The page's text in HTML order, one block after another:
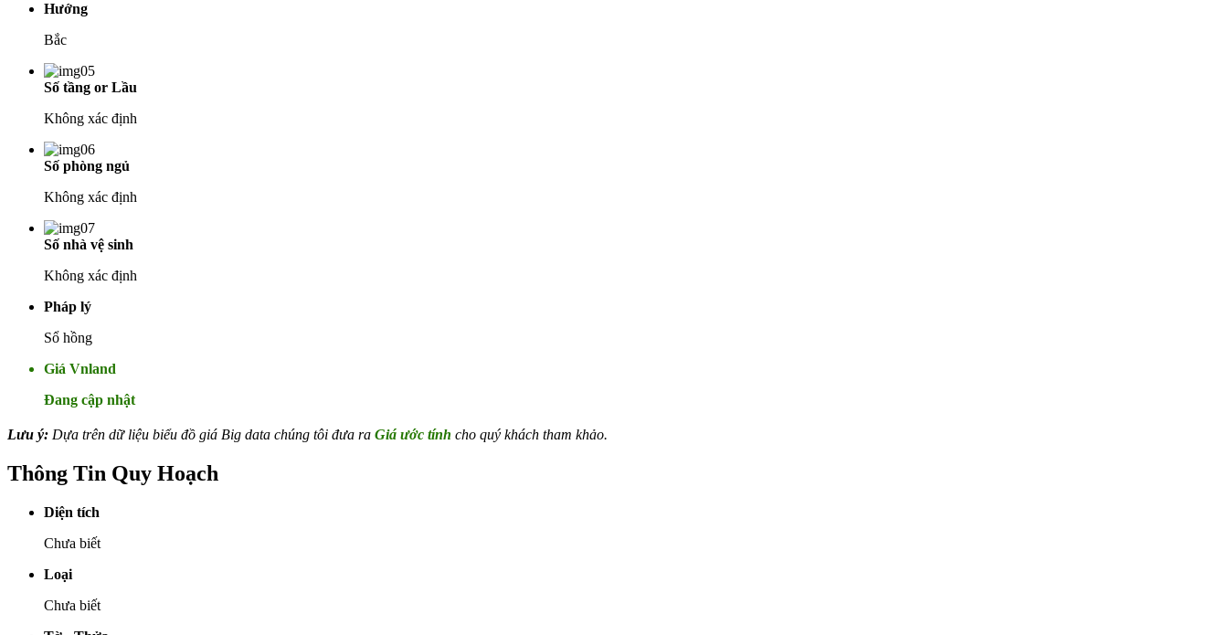
Hướng
Bắc
Số tầng or Lầu
Không xác định
Số phòng ngủ
Không xác định
Số nhà vệ sinh
Không xác định
Pháp lý
Sổ hồng
Giá Vnland
Đang cập nhật
Lưu ý: Dựa trên dữ liệu biểu đồ giá Big data chúng tôi đưa ra Giá ước tính cho quý khách tham khảo.
Thông Tin Quy Hoạch
Diện tích
Chưa biết
Loại
Chưa biết